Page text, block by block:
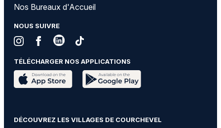
Nos Bureaux d'Accueil
NOUS SUIVRE
TÉLÉCHARGER NOS APPLICATIONS
DÉCOUVREZ LES VILLAGES DE COURCHEVEL